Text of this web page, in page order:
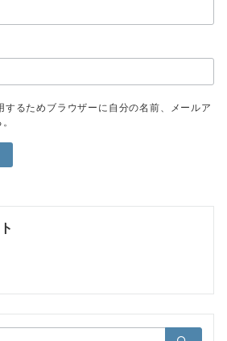
するためブラウザーに自分の名前、メールア